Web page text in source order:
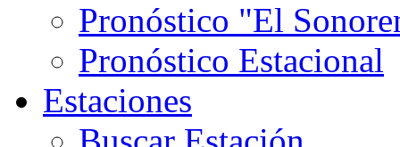
Pronóstico "El
Pronóstico Estacional
Estaciones